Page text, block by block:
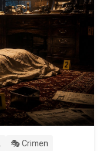
🎭 Crimen